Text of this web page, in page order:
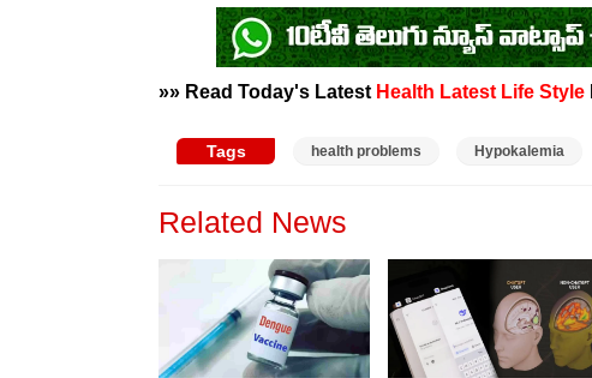
»» Read Today's Latest Health Latest Life Style
Tags health problems Hypokalemia
Related News